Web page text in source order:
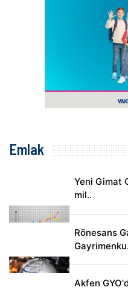
Emlak
Yeni Gimat
mil..
Rönesans
Akfen